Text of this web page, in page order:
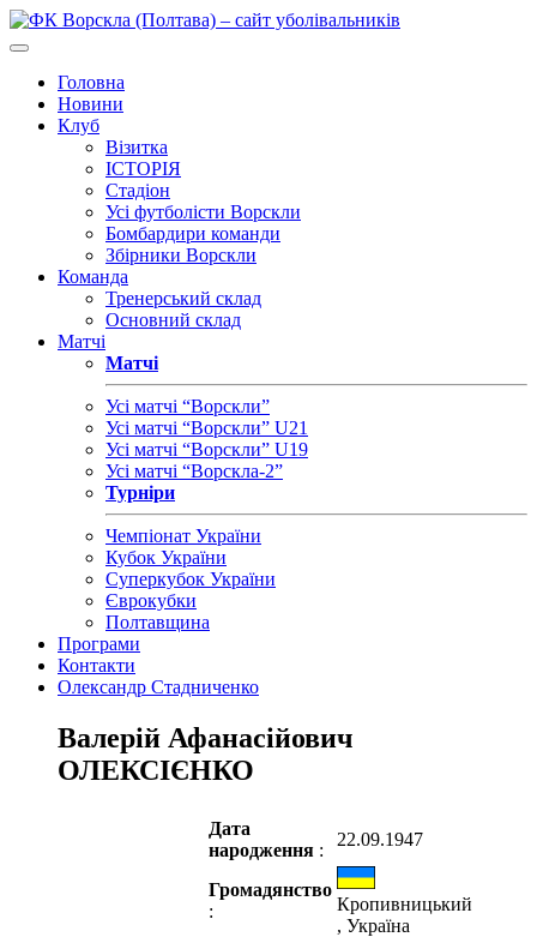
Головна
Новини
Клуб
Візитка
ІСТОРІЯ
Стадіон
Усі футболісти Ворскли
Бомбардири команди
Збірники Ворскли
Команда
Тренерський склад
Основний склад
Матчі
Матчі
Усі матчі “Ворскли”
Усі матчі “Ворскли” U21
Усі матчі “Ворскли” U19
Усі матчі “Ворскла-2”
Турніри
Чемпіонат України
Кубок України
Суперкубок України
Єврокубки
Полтавщина
Програми
Контакти
Олександр Стадниченко
Валерій Афанасійович
ОЛЕКСІЄНКО
Дата
народження :
22.09.1947
Громадянство
:
Кропивницький
, Україна